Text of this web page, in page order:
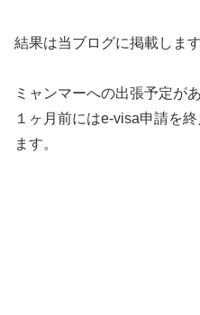
結果は当ブログに掲載します
ミャンマーへの出張予定が
１ヶ月前にはe-visa申請を
ます。